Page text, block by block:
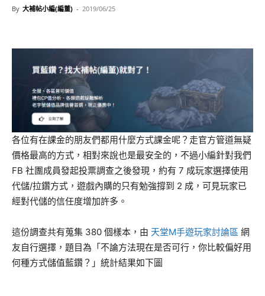
By 大補帖小編(編董) - 2019/06/25
各位有在課金的朋友們都用什麼方式課金呢？走官方管道無疑
價格最高的方式，相對來說也是最安全的，不過小編針對我們
FB 社團成員發起投票調查之後發現，約有 7 成玩家選擇使用
代儲/拉鑽方式，遊戲內購的只有勉強撐到 2 成，可見玩家已
經對代儲的信任度增加許多。
這份調查共有蒐集 380 個樣本，由 天堂M手遊玩家討論區 網
友自行選擇，題目為「不論方法現在是否可行，你比較偏好用
何種方式儲值藍鑽？」統計結果如下圖